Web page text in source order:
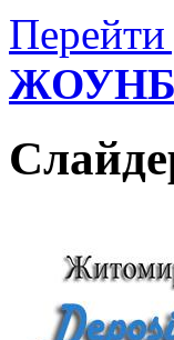
Перейти
ЖОУНБ